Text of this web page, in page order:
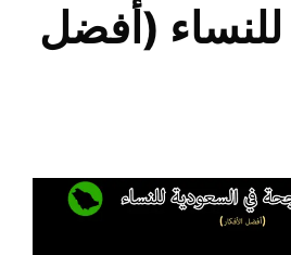
للنساء (أفضل